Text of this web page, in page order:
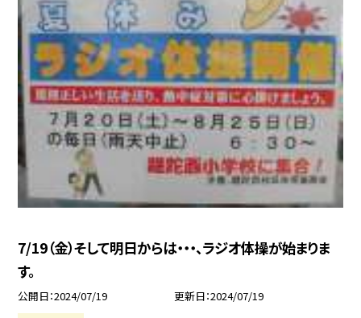
7/19（金）そして明日からは・・・、ラジオ体操が始まりま
す。
公開日 2024/07/19 更新日 2024/07/19